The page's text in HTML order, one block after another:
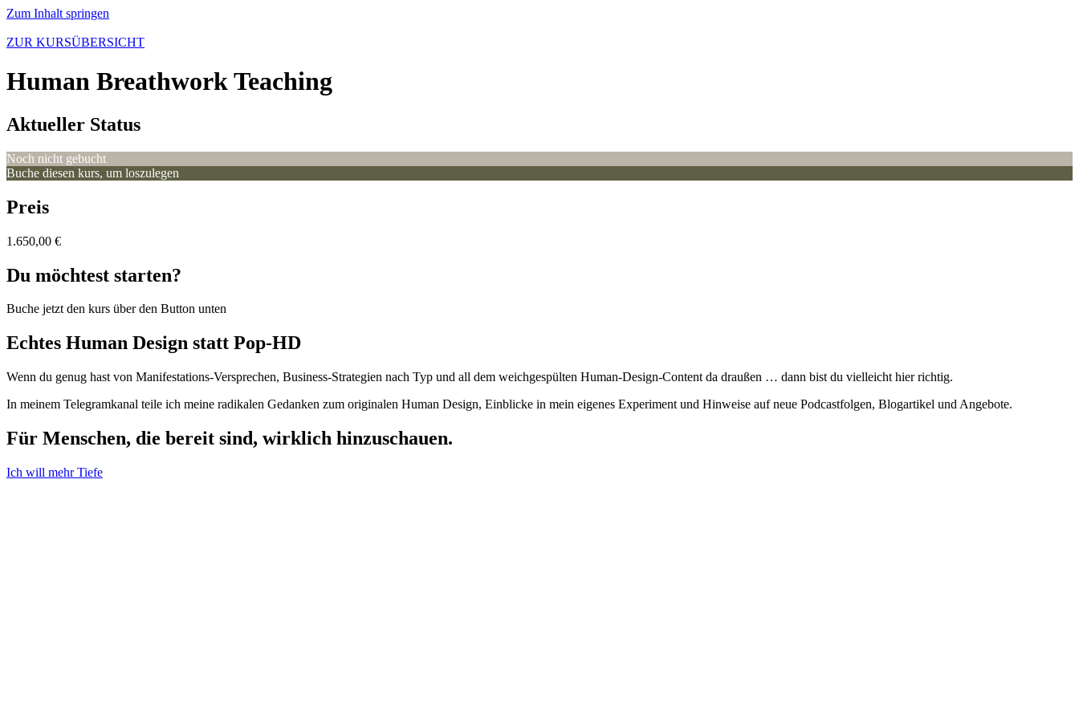
Zum Inhalt springen
ZUR KURSÜBERSICHT
Human Breathwork Teaching
Aktueller Status
Noch nicht gebucht
Buche diesen kurs, um loszulegen
Preis
1.650,00 €
Du möchtest starten?
Buche jetzt den kurs über den Button unten
Echtes Human Design statt Pop-HD
Wenn du genug hast von Manifestations-Versprechen, Business-Strategien nach Typ und all dem weichgespülten Human-Design-Content da draußen … dann bist du vielleicht hier richtig.
In meinem Telegramkanal teile ich meine radikalen Gedanken zum originalen Human Design, Einblicke in mein eigenes Experiment und Hinweise auf neue Podcastfolgen, Blogartikel und Angebote.
Für Menschen, die bereit sind, wirklich hinzuschauen.
Ich will mehr Tiefe